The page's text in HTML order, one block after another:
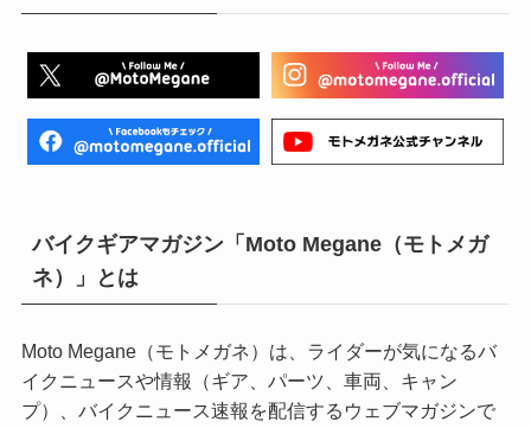
バイクギアマガジン「Moto Megane（モトメガ
ネ）」とは
Moto Megane（モトメガネ）は、ライダーが気になるバ
イクニュースや情報（ギア、パーツ、車両、キャン
プ）、バイクニュース速報を配信するウェブマガジンで